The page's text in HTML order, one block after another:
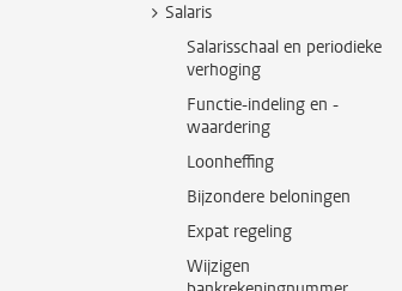
Salaris
Salarisschaal en periodieke
verhoging
Functie-indeling en -
waardering
Loonheffing
Bijzondere beloningen
Expat regeling
Wijzigen